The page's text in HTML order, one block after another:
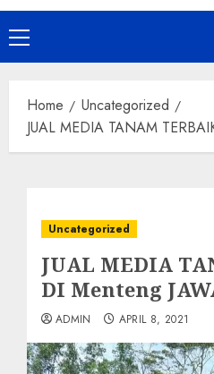
Primary
Menu
Home
Uncategorized
JUAL MEDIA TANAM
Uncategorized
JUAL MEDIA
DI Menteng
ADMIN APRIL 8, 2021